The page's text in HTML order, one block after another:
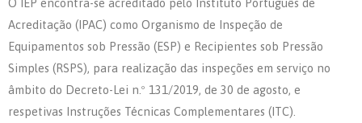
O IEP encontra-se acreditado pelo Instituto Português de
Acreditação (IPAC) como Organismo de Inspeção de
Equipamentos sob Pressão (ESP) e Recipientes sob Pressão
Simples (RSPS), para realização das inspeções em serviço no
âmbito do Decreto-Lei n.º 131/2019, de 30 de agosto, e
respetivas Instruções Técnicas Complementares (ITC).